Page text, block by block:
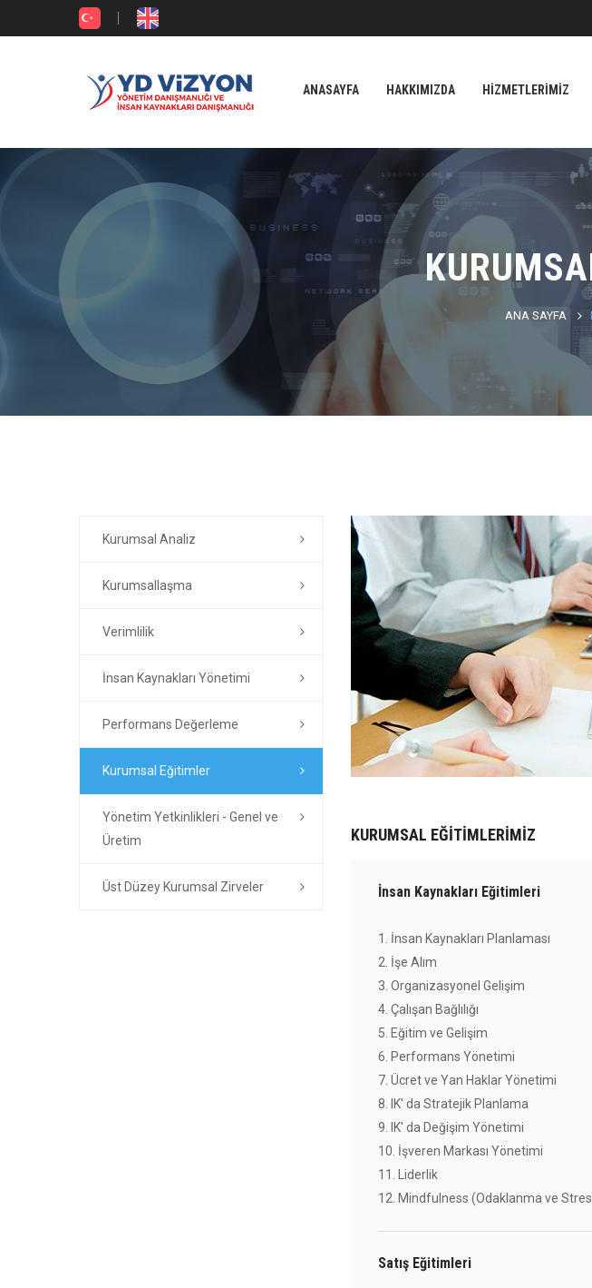
ANASAYFA HAKKIMIZDA HIZMETLERIMIZ
ANA SAYFA
KURUMSAL EĞITIMLERIMIZ
İnsan Kaynakları Eğitimleri
1. İnsan Kaynakları Planlaması
2. İşe Alım
3. Organizasyonel Gelişim
4. Çalışan Bağlılığı
5. Eğitim ve Gelişim
6. Performans Yönetimi
7. Ücret ve Yan Haklar Yönetimi
8. IK' da Stratejik Planlama
9. IK' da Değişim Yönetimi
10. İşveren Markası Yönetimi
11. Liderlik
12. Mindfulness (Odaklanma ve
Satış Eğitimleri
Kurumsal Analiz
Kurumsallaşma
Verimlilik
İnsan Kaynakları Yönetimi
Performans Değerleme
Kurumsal Eğitimler
Yönetim Yetkinlikleri - Genel ve
Üretim
Üst Düzey Kurumsal Zirveler